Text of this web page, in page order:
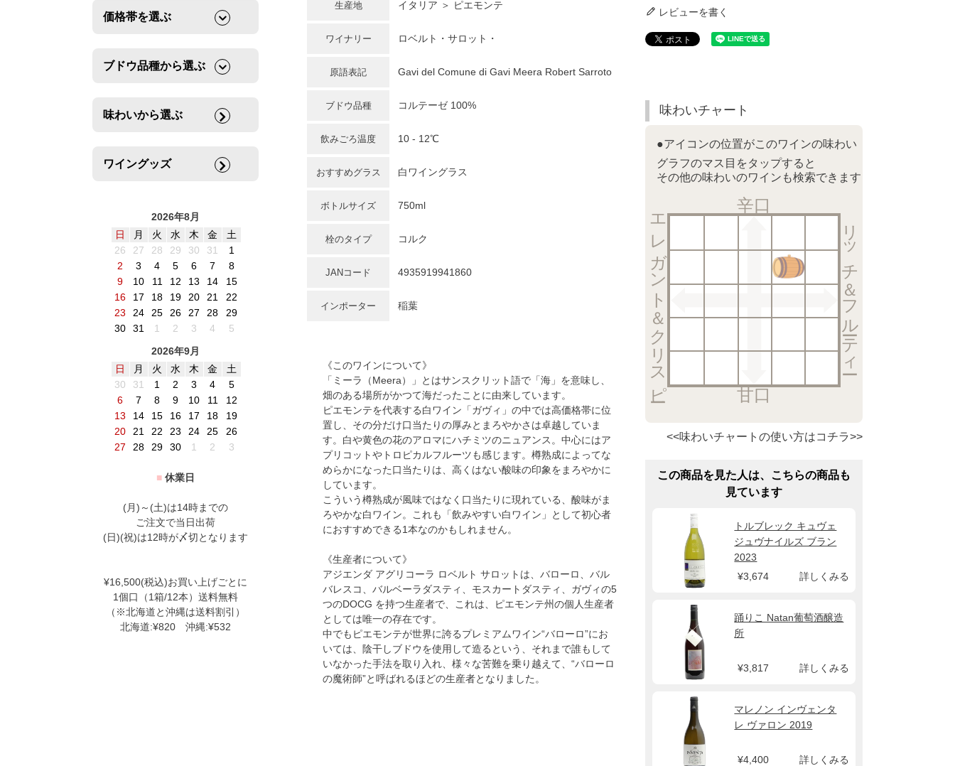
価格帯を選ぶ
ブドウ品種から選ぶ
味わいから選ぶ
ワイングッズ
2026年8月
日
月 火 水 木 金
土
26
27 28 29 30 31
1
2
3 4 5 6 7
8
9
10 11 12 13 14
15
16
17 18 19 20 21
22
23
24 25 26 27 28
29
30
31 1 2 3 4
5
2026年9月
日
月 火 水 木 金
土
30
31 1 2 3 4
5
6
7 8 9 10 11
12
13
14 15 16 17 18
19
20
21 22 23 24 25
26
27
28 29 30 1 2 3
■ 休業日
(月)～(土)は14時までの
ご注文で当日出荷
(日)(祝)は12時が〆切となります
¥16,500(税込)お買い上げごとに
1個口（1箱/12本）送料無料
（※北海道と沖縄は送料割引）
北海道:¥820 沖縄:¥532
生産地 イタリア ＞ ピエモンテ
ワイナリー ロベルト・サロット・
原語表記 Gavi del Comune di Gavi Meera Robert Sarroto
ブドウ品種 コルテーゼ 100%
飲みごろ温度 10 - 12℃
おすすめグラス 白ワイングラス
ボトルサイズ 750ml
栓のタイプ コルク
JANコード 4935919941860
インポーター 稲葉
《このワインについて》
「ミーラ（Meera）」とはサンスクリット語で「海」を意味し、
畑のある場所がかつて海だったことに由来しています。
ピエモンテを代表する白ワイン「ガヴィ」の中では高価格帯に位
置し、その分だけ口当たりの厚みとまろやかさは卓越していま
す。白や黄色の花のアロマにハチミツのニュアンス。中心にはア
プリコットやトロピカルフルーツも感じます。樽熟成によってな
めらかになった口当たりは、高くはない酸味の印象をまろやかに
しています。
こういう樽熟成が風味ではなく口当たりに現れている、酸味がま
ろやかな白ワイン。これも「飲みやすい白ワイン」として初心者
におすすめできる1本なのかもしれません。
《生産者について》
アジエンダ アグリコーラ ロベルト サロットは、バローロ、バル
バレスコ、バルベーラダスティ、モスカートダスティ、ガヴィの5
つのDOCG を持つ生産者で、これは、ピエモンテ州の個人生産者
としては唯一の存在です。
中でもピエモンテが世界に誇るプレミアムワイン“バローロ”にお
いては、陰干しブドウを使用して造るという、それまで誰もして
いなかった手法を取り入れ、様々な苦難を乗り越えて、“バローロ
の魔術師”と呼ばれるほどの生産者となりました。
レビューを書く
味わいチャート
●アイコンの位置がこのワインの味わい
グラフのマス目をタップすると
その他の味わいのワインも検索できます
辛口
リッチ＆フルーティー
甘口
エレガント＆クリスピー
<<味わいチャートの使い方はコチラ>>
この商品を見た人は、こちらの商品も
見ています
トルブレック キュヴェ
ジュヴナイルズ ブラン
2023
¥3,674
詳しくみる
踊りこ Natan葡萄酒醸造
所
¥3,817 詳しくみる
マレノン インヴェンタ
レ ヴァロン 2019
¥4,400 詳しくみる